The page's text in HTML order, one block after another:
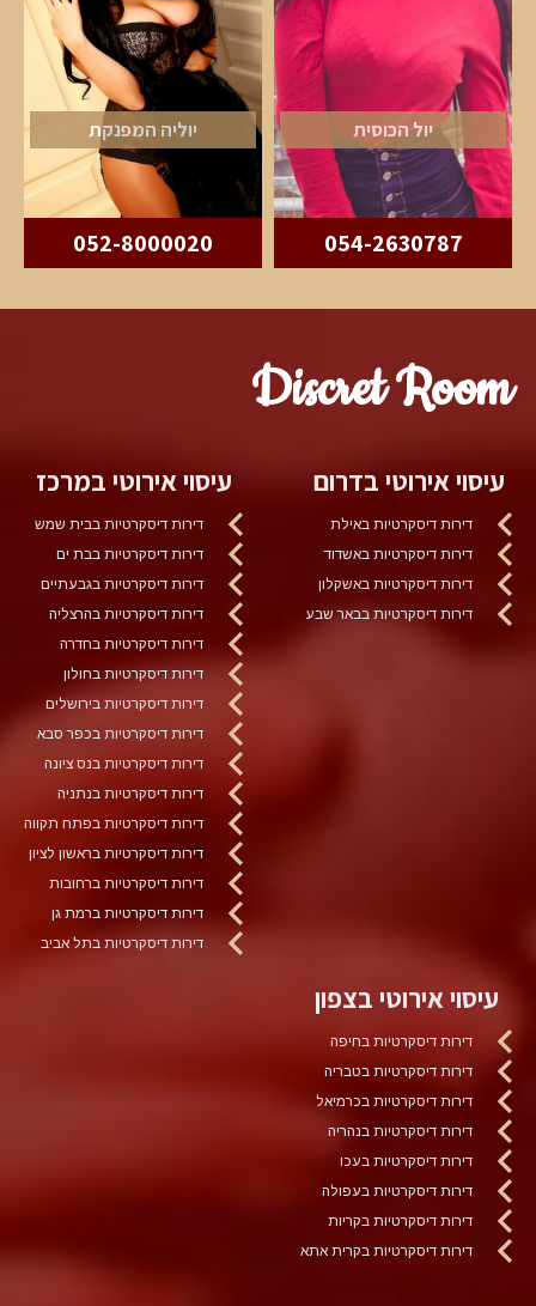
יול הכוסית
054-2630787
יוליה המפנקת
052-8000020
Discret Room
עיסוי אירוטי בדרום
דירות דיסקרטיות באילת
דירות דיסקרטיות באשדוד
דירות דיסקרטיות באשקלון
דירות דיסקרטיות בבאר שבע
עיסוי אירוטי במרכז
דירות דיסקרטיות בבית שמש
דירות דיסקרטיות בבת ים
דירות דיסקרטיות בגבעתיים
דירות דיסקרטיות בהרצליה
דירות דיסקרטיות בחדרה
דירות דיסקרטיות בחולון
דירות דיסקרטיות בירושלים
דירות דיסקרטיות בכפר סבא
דירות דיסקרטיות בנס ציונה
דירות דיסקרטיות בנתניה
דירות דיסקרטיות בפתח תקווה
דירות דיסקרטיות בראשון לציון
דירות דיסקרטיות ברחובות
דירות דיסקרטיות ברמת גן
דירות דיסקרטיות בתל אביב
עיסוי אירוטי בצפון
דירות דיסקרטיות בחיפה
דירות דיסקרטיות בטבריה
דירות דיסקרטיות בכרמיאל
דירות דיסקרטיות בנהריה
דירות דיסקרטיות בעכו
דירות דיסקרטיות בעפולה
דירות דיסקרטיות בקריות
דירות דיסקרטיות בקרית אתא